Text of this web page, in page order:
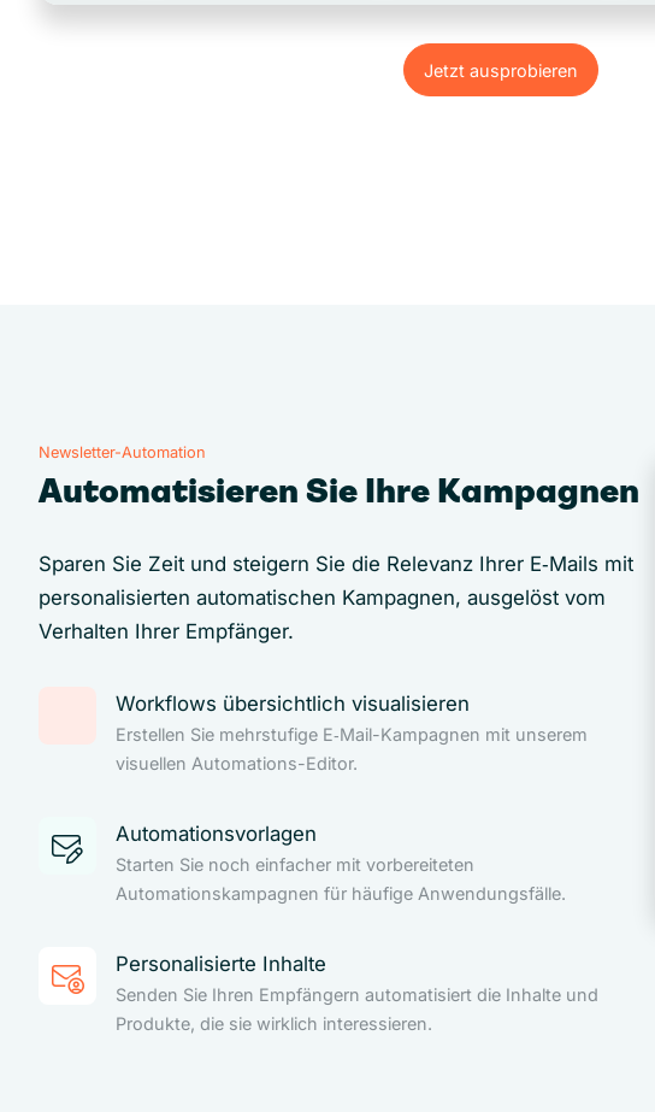
Jetzt ausprobieren
Jetzt ausprobieren
Newsletter-Automation
Automatisieren Sie Ihre Kampagnen
Sparen Sie Zeit und steigern Sie die Relevanz Ihrer E‑Mails mit
personalisierten automatischen Kampagnen, ausgelöst vom
Verhalten Ihrer Empfänger.
Workflows übersichtlich visualisieren
Erstellen Sie mehrstufige E‑Mail-Kampagnen mit unserem
visuellen Automations-Editor.
Automationsvorlagen
Starten Sie noch einfacher mit vorbereiteten
Automationskampagnen für häufige Anwendungsfälle.
Personalisierte Inhalte
Senden Sie Ihren Empfängern automatisiert die Inhalte und
Produkte, die sie wirklich interessieren.